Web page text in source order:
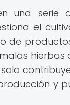
una serie
el
de
hierbas
y